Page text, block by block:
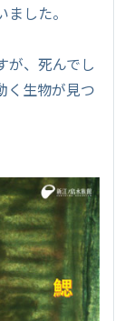
した。
が、死んでし
く生物が見つ